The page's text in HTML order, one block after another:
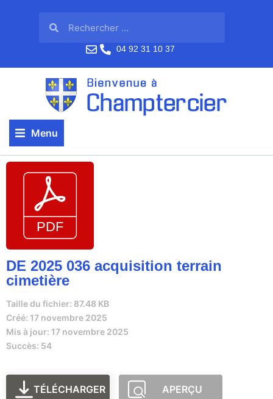
04 92 31 10 37
Menu
DE 2025 036 acquisition terrain
cimetière
Taille du fichier: 87.48 KB
Créé: 17 novembre 2025
Mis à jour: 17 novembre 2025
Succès: 54
TÉLÉCHARGER APERÇU